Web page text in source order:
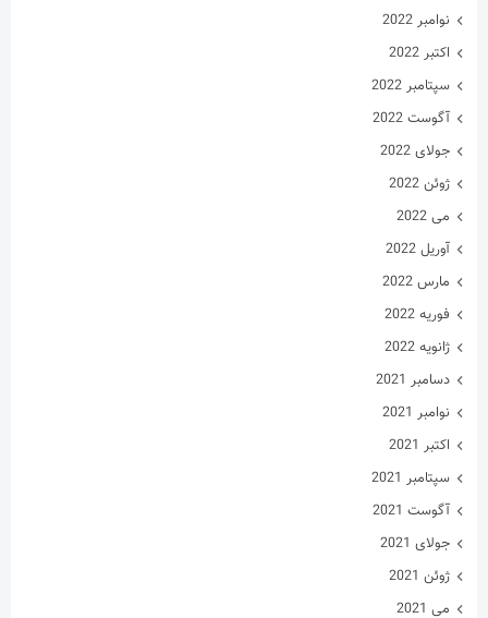
اکتبر 2021
سپتامبر 2021
آگوست 2021
جولای 2021
ژوئن 2021
می 2021
آوریل 2021
مارس 2021
فوریه 2021
ژانویه 2021
دسامبر 2020
نوامبر 2020
اکتبر 2020
سپتامبر 2020
آگوست 2020
جولای 2020
ژوئن 2020
می 2020
آوریل 2020